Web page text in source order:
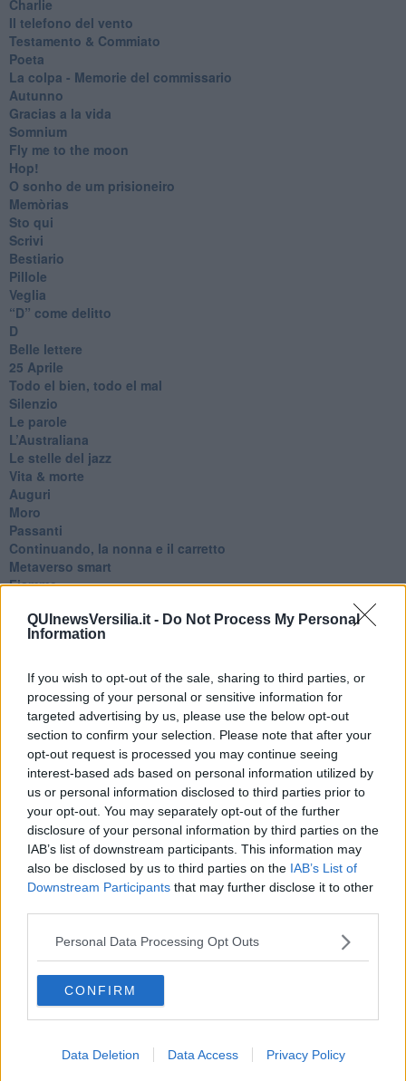
QUInewsVersilia.it - Do Not Process My Personal
Information
If you wish to opt-out of the sale, sharing to third parties, or
processing of your personal or sensitive information for
targeted advertising by us, please use the below opt-out
section to confirm your selection. Please note that after your
opt-out request is processed you may continue seeing
interest-based ads based on personal information utilized by
us or personal information disclosed to third parties prior to
your opt-out. You may separately opt-out of the further
disclosure of your personal information by third parties on the
IAB’s list of downstream participants. This information may
also be disclosed by us to third parties on the IAB’s List of
Downstream Participants that may further disclose it to other
Personal Data Processing Opt Outs
CONFIRM
Data Deletion Data Access Privacy Policy
Charlie
Il telefono del vento
Testamento & Commiato
Poeta
​La colpa - Memorie del commissario
Autunno
Gracias a la vida
Somnium
Fly me to the moon
Hop!
O sonho de um prisioneiro
Memòrias
Sto qui
Scrivi
Bestiario
Pillole
Veglia
​“D” come delitto
D
Belle lettere
25 Aprile
Todo el bien, todo el mal
Silenzio
Le parole
​L’Australiana
Le stelle del jazz
Vita & morte
Auguri
Moro
Passanti
Continuando, la nonna e il carretto
Metaverso smart
Fiamme
Confessioni autoreferenziali
Utopie
Il lago
Il diluvio
La classe
Pensieri incoerenti
Dal balcone
Insomnia
Il guardiano
Lo sgombero
Erodoto e Tucidide
Il padre della storia
Pensieri brevi
L'evoluzione della specie
Il servizio
Riflessioni
Generazioni
Cristobal
Il paese dei balocchi
Ciò che resta
La balena
La bufera